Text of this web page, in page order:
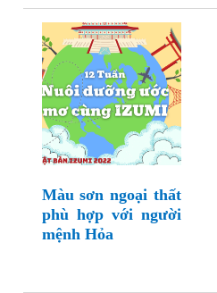
Màu sơn ngoại thất
phù hợp với người
mệnh Hỏa